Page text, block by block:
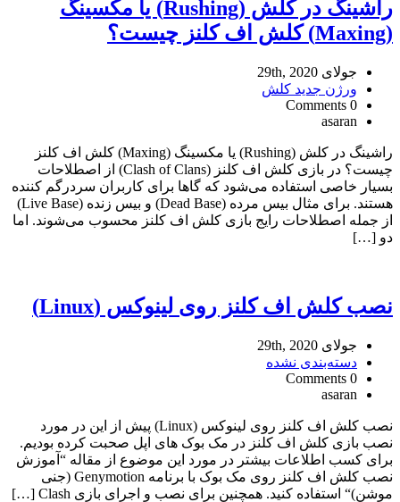
راشینگ در کلش (Rushing) یا مکسینگ
(Maxing) کلش اف کلنز چیست؟
جولای 29th, 2020
ورژن جدید کلش
0 Comments
asaran
راشینگ در کلش (Rushing) یا مکسینگ (Maxing) کلش اف کلنز
چیست؟ در بازی کلش اف کلنز (Clash of Clans) از اصطلاحات
بسیار خاصی استفاده می‌شود که گاها برای کاربران سردرگم کننده
هستند. برای مثال بیس مرده (Dead Base) و بیس زنده (Live Base)
از جمله اصطلاحات رایج بازی کلش اف کلنز محسوب می‌شوند. اما
دو […]
نصب کلش اف کلنز روی لینوکس (Linux)
جولای 29th, 2020
دسته‌بندی نشده
0 Comments
asaran
نصب کلش اف کلنز روی لینوکس (Linux) پیش از این در مورد
نصب بازی کلش اف کلنز در مک بوک های اپل صحبت کرده بودیم.
برای کسب اطلاعات بیشتر در مورد این موضوع از مقاله “آموزش
نصب کلش اف کلنز روی مک بوک با برنامه Genymotion (جنی
موشن)“ استفاده کنید. همچنین برای نصب و اجرای بازی Clash […]